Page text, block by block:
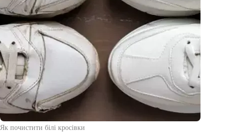
Як почистити білі кросівки